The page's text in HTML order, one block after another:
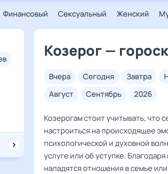
Финансовый Сексуальный Женский
Козерог —
вчера сегодня завтра
август
сентябрь 2026
Козерогам стоит учитывать, что
настроиться на происходящее
психологической и духовной
услуге или об уступке.
наладятся отношения в семье